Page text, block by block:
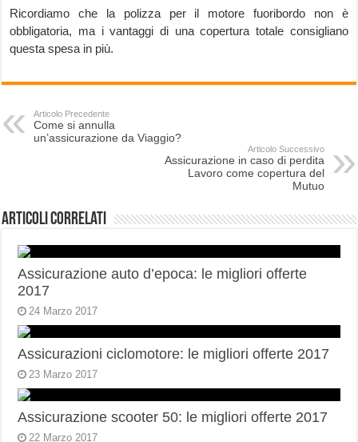
Ricordiamo che la polizza per il motore fuoribordo non è
obbligatoria, ma i vantaggi di una copertura totale consigliano
questa spesa in più.
Articolo Precedente
Come si annulla
un’assicurazione da Viaggio?
Articolo Successivo
Assicurazione in caso di perdita
Lavoro come copertura del
Mutuo
Articoli correlati
Assicurazione auto d’epoca: le migliori offerte
2017
24 Marzo 2017
Assicurazioni ciclomotore: le migliori offerte 2017
23 Marzo 2017
Assicurazione scooter 50: le migliori offerte 2017
22 Marzo 2017